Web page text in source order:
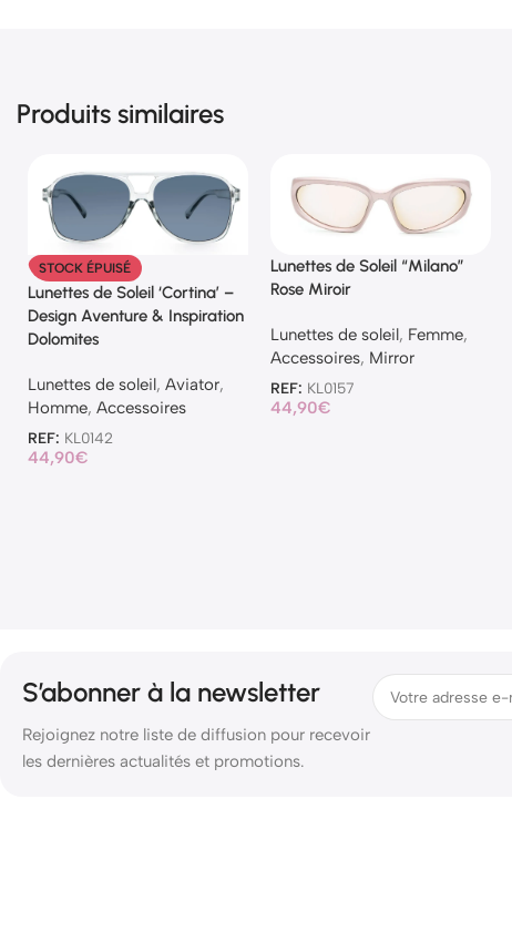
Produits similaires
STOCK ÉPUISÉ
Lunettes de Soleil ‘Cortina’ –
Design Aventure & Inspiration
Dolomites
Lunettes de soleil, Aviator,
Homme, Accessoires
REF: KL0142
44,90€
Lunettes de Soleil “Milano”
Rose Miroir
Lunettes de soleil, Femme,
Accessoires, Mirror
REF: KL0157
44,90€
S’abonner à la newsletter
Rejoignez notre liste de diffusion pour recevoir
les dernières actualités et promotions.